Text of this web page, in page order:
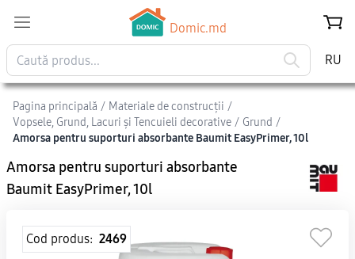
Domic.md
RU
Pagina principală / Materiale de construcții /
Vopsele, Grund, Lacuri și Tencuieli decorative / Grund /
Amorsa pentru suporturi absorbante Baumit EasyPrimer, 10l
Amorsa pentru suporturi absorbante
Baumit EasyPrimer, 10l
Cod produs: 2469